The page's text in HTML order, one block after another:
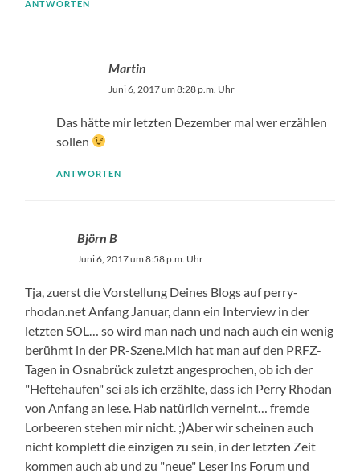
ANTWORTEN
Martin
Juni 6, 2017 um 8:28 p.m. Uhr
Das hätte mir letzten Dezember mal wer erzählen
sollen
ANTWORTEN
Björn B
Juni 6, 2017 um 8:58 p.m. Uhr
Tja, zuerst die Vorstellung Deines Blogs auf perry-
rhodan.net Anfang Januar, dann ein Interview in der
letzten SOL… so wird man nach und nach auch ein wenig
berühmt in der PR-Szene.Mich hat man auf den PRFZ-
Tagen in Osnabrück zuletzt angesprochen, ob ich der
"Heftehaufen" sei als ich erzählte, dass ich Perry Rhodan
von Anfang an lese. Hab natürlich verneint… fremde
Lorbeeren stehen mir nicht. ;)Aber wir scheinen auch
nicht komplett die einzigen zu sein, in der letzten Zeit
kommen auch ab und zu "neue" Leser ins Forum und